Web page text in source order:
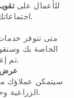
للأعمال على
/ اجتماعاتك.
الخاصة بك
تم إعدادها باستخدام إعداد بسيط.
عرض
سيتمكن عملاؤك
الزراعية، دون أي متاعب.